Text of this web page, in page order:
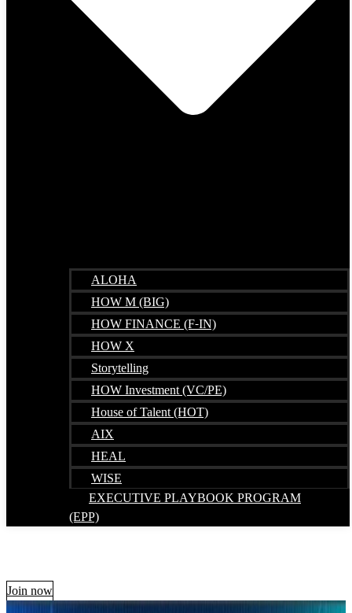
ALOHA
HOW M (BIG)
HOW FINANCE (F-IN)
HOW X
Storytelling
HOW Investment (VC/PE)
House of Talent (HOT)
AIX
HEAL
WISE
EXECUTIVE PLAYBOOK PROGRAM
(EPP)
Join now